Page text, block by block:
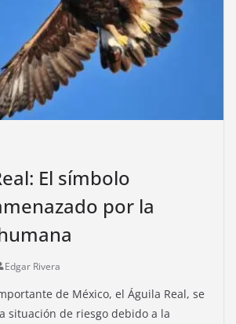
El símbolo
por la
Edgar Rivera
de México, el Águila Real, se
situación de riesgo debido a la